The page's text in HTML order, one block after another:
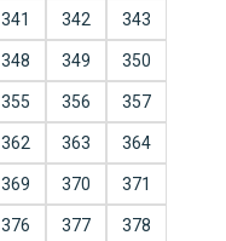
341 342 343
348 349 350
355 356 357
362 363 364
369 370 371
376 377 378